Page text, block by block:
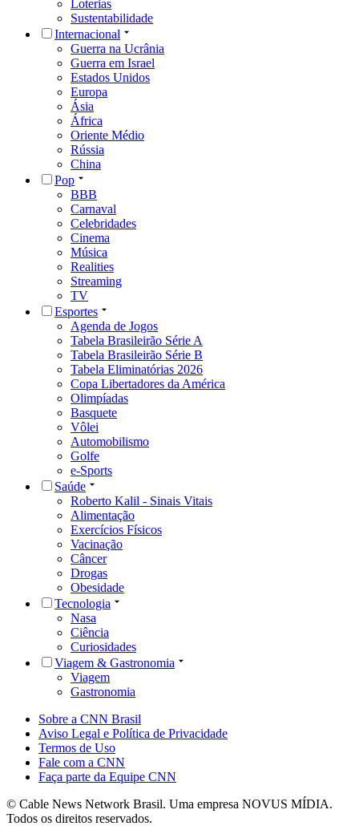
Loterias
Sustentabilidade
Internacional
Guerra na Ucrânia
Guerra em Israel
Estados Unidos
Europa
Ásia
África
Oriente Médio
Rússia
China
Pop
BBB
Carnaval
Celebridades
Cinema
Música
Realities
Streaming
TV
Esportes
Agenda de Jogos
Tabela Brasileirão Série A
Tabela Brasileirão Série B
Tabela Eliminatórias 2026
Copa Libertadores da América
Olimpíadas
Basquete
Vôlei
Automobilismo
Golfe
e-Sports
Saúde
Roberto Kalil - Sinais Vitais
Alimentação
Exercícios Físicos
Vacinação
Câncer
Drogas
Obesidade
Tecnologia
Nasa
Ciência
Curiosidades
Viagem & Gastronomia
Viagem
Gastronomia
Sobre a CNN Brasil
Aviso Legal e Política de Privacidade
Termos de Uso
Fale com a CNN
Faça parte da Equipe CNN
© Cable News Network Brasil. Uma empresa NOVUS MÍDIA.
Todos os direitos reservados.